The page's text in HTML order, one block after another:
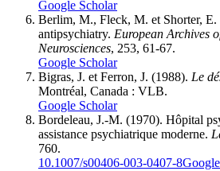
Google Scholar
Berlim, M., Fleck, M. et Shorter, E.
antipsychiatry. European Archives
Neurosciences, 253, 61-67.
Google Scholar
Bigras, J. et Ferron, J. (1988). Le
Montréal, Canada : VLB.
Google Scholar
Bordeleau, J.-M. (1970). Hôpital
assistance psychiatrique moderne.
760.
10.1007/s00406-003-0407-8